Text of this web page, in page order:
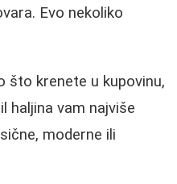
Evo nekoliko
što krenete u kupovinu,
haljina vam najviše
moderne ili